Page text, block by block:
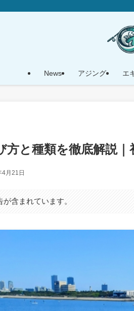
News アジング エ
方と種類を徹底解説｜
月21日
含まれています。